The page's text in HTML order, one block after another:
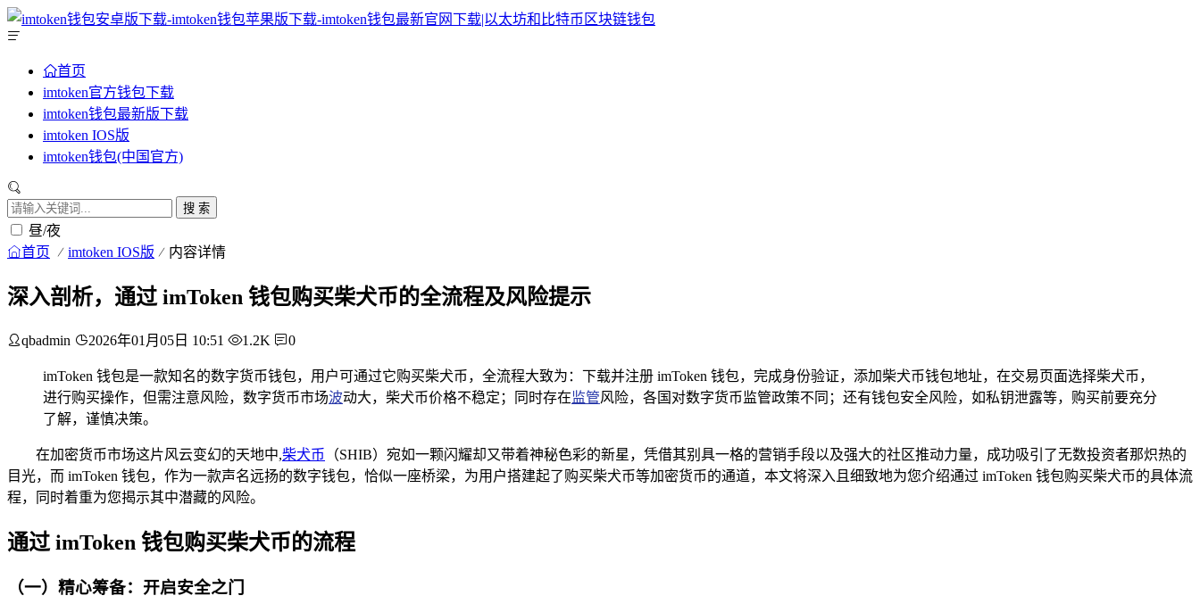
首页
imtoken官方钱包下载
imtoken钱包最新版下载
imtoken IOS版
imtoken钱包(中国官方)
搜 索
昼/夜
首页 imtoken IOS版 内容详情
深入剖析，通过 imToken 钱包购买柴犬币的全流程及风险提示
qbadmin 2026年01月05日 10:51 1.2K 0
imToken 钱包是一款知名的数字货币钱包，用户可通过它购买柴犬币，全流程大致为：下载并注册 imToken 钱包，完成身份验证，添加柴犬币钱包地址，在交易页面选择柴犬币，
进行购买操作，但需注意风险，数字货币市场波动大，柴犬币价格不稳定；同时存在监管风险，各国对数字货币监管政策不同；还有钱包安全风险，如私钥泄露等，购买前要充分
了解，谨慎决策。
在加密货币市场这片风云变幻的天地中,柴犬币
（SHIB）宛如一颗闪耀却又带着神秘色彩的新星，凭借其别具一格的营销手段以及强大的社区推动力量，成功吸引了无数投资者那炽热的
目光，而 imToken 钱包，作为一款声名远扬的数字钱包，恰似一座桥梁，为用户搭建起了购买柴犬币等加密货币的通道，本文将深入且细致地为您介绍通过 imToken 钱包购买柴犬币的具体流
程，同时着重为您揭示其中潜藏的风险。
通过 imToken 钱包购买柴犬币的流程
（一）精心筹备：开启安全之门